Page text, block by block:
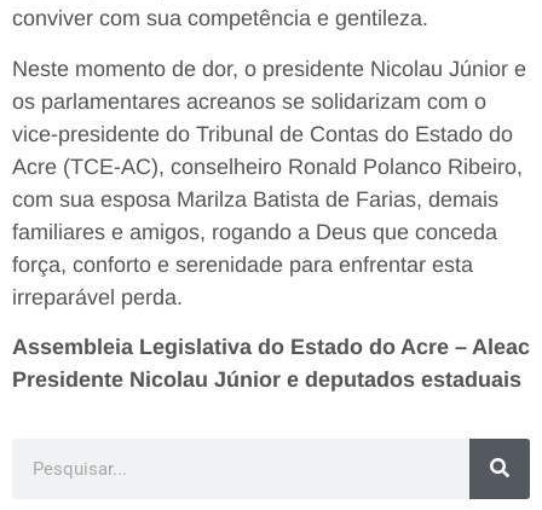
conviver com sua competência e gentileza.
Neste momento de dor, o presidente Nicolau Júnior e
os parlamentares acreanos se solidarizam com o
vice-presidente do Tribunal de Contas do Estado do
Acre (TCE-AC), conselheiro Ronald Polanco Ribeiro,
com sua esposa Marilza Batista de Farias, demais
familiares e amigos, rogando a Deus que conceda
força, conforto e serenidade para enfrentar esta
irreparável perda.
Assembleia Legislativa do Estado do Acre – Aleac
Presidente Nicolau Júnior e deputados estaduais